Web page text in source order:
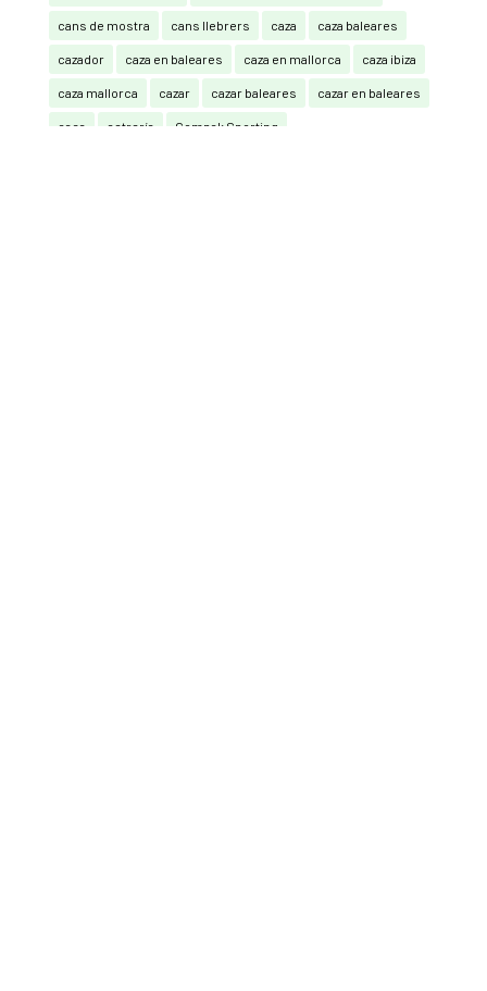
cans de mostra cans llebrers caza caza baleares
cazador caza en baleares caza en mallorca caza ibiza
caza mallorca cazar cazar baleares cazar en baleares
caça cetrería Compak Sporting